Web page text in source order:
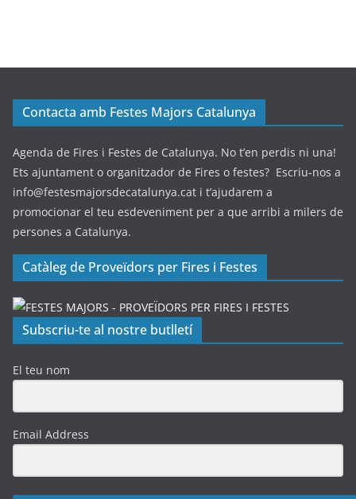
Contacta amb Festes Majors Catalunya
Agenda de Fires i Festes de Catalunya. No t’en perdis ni una!
Ets ajuntament o organitzador de Fires o festes? Escriu-nos a
info@festesmajorsdecatalunya.cat i t’ajudarem a
promocionar el teu esdeveniment per a que arribi a milers de
persones a Catalunya.
Catàleg de Proveïdors per Fires i Festes
Subscriu-te al nostre butlletí
El teu nom
Email Address